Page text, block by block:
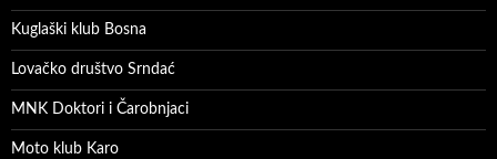
Kuglaški klub Bosna
Lovačko društvo Srndać
MNK Doktori i Čarobnjaci
Moto klub Karo